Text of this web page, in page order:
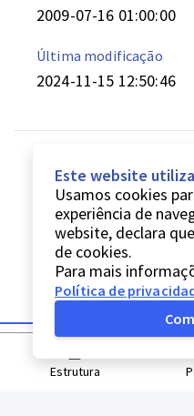
2009-07-16 01:00:00
Última modificação
2024-11-15 12:50:46
Estrutura
Este website
Usamos cookies
experiência de
website, declara
de cookies.
Para mais
Política de